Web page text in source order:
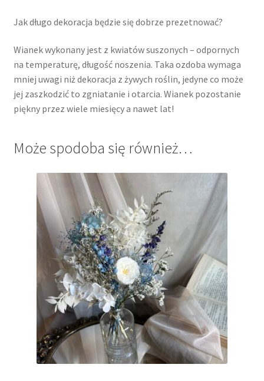
Jak długo dekoracja będzie się dobrze prezetnować?
Wianek wykonany jest z kwiatów suszonych – odpornych
na temperaturę, długość noszenia. Taka ozdoba wymaga
mniej uwagi niż dekoracja z żywych roślin, jedyne co może
jej zaszkodzić to zgniatanie i otarcia. Wianek pozostanie
piękny przez wiele miesięcy a nawet lat!
Może spodoba się również…